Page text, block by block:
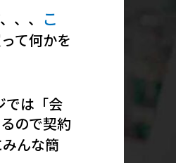
、、 こ
て何かを
では「会
ので契約
んな簡